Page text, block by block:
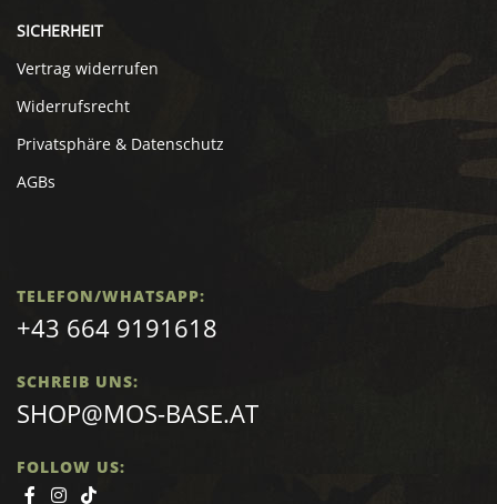
SICHERHEIT
Vertrag widerrufen
Widerrufsrecht
Privatsphäre & Datenschutz
AGBs
TELEFON/WHATSAPP:
+43 664 9191618
SCHREIB UNS:
SHOP@MOS-BASE.AT
FOLLOW US: